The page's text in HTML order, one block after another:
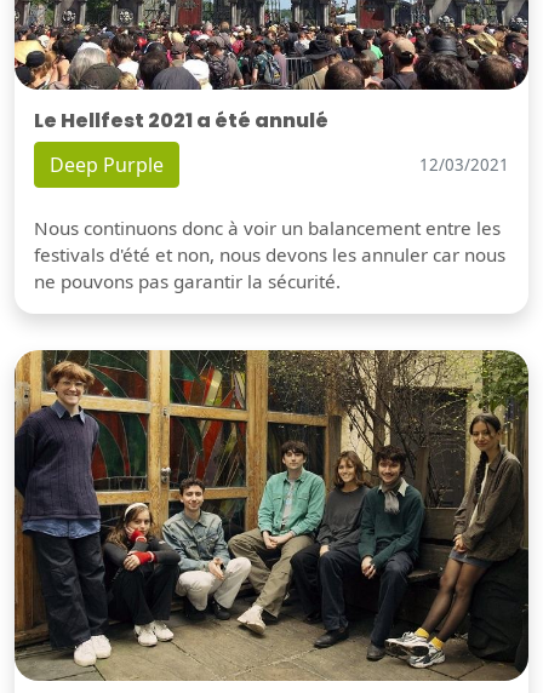
Le Hellfest 2021 a été annulé
Deep Purple 12/03/2021
Nous continuons donc à voir un balancement entre les
festivals d'été et non, nous devons les annuler car nous
ne pouvons pas garantir la sécurité.